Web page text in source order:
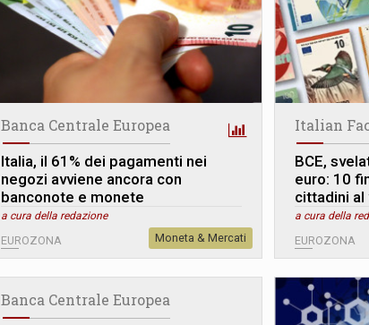
Banca Centrale Europea
Italia, il 61% dei pagamenti nei
negozi avviene ancora con
banconote e monete
a cura della redazione
EUROZONA Moneta & Mercati
Italian
BCE,
euro: 10
cittadini al
a cura della
EUROZONA
Banca Centrale Europea